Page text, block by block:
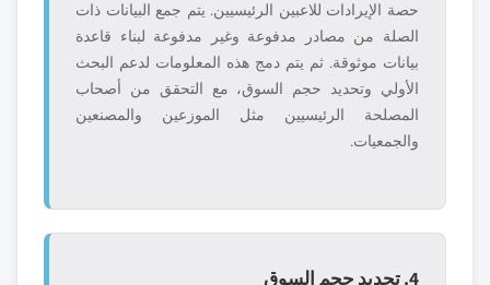
حصة الإيرادات للاعبين الرئيسيين. يتم جمع البيانات ذات
الصلة من مصادر مدفوعة وغير مدفوعة لبناء قاعدة
بيانات موثوقة. ثم يتم دمج هذه المعلومات لدعم البحث
الأولي وتحديد حجم السوق، مع التحقق من أصحاب
المصلحة الرئيسيين مثل الموزعين والمصنعين
والجمعيات.
4. تحديد حجم السوق